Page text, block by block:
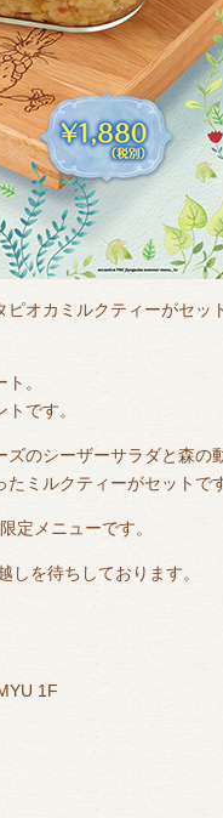
オカミルクティーがセッ
。
です。
のシーザーサラダと森の
ミルクティーがセットです
定メニューです。
を待ちしております。
1F